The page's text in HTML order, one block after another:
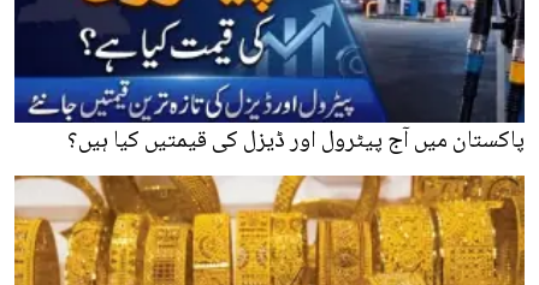
پاکستان میں آج پیٹرول اور ڈیزل کی قیمتیں کیا ہیں؟